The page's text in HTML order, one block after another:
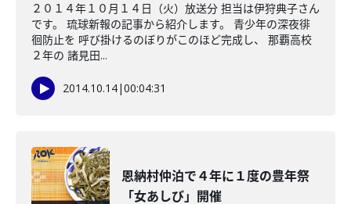
２０１４年１０月１４日（火）放送分 担当は伊狩典子さん
です。 琉球新報の記事から紹介します。 青少年の深夜徘
徊防止を 呼び掛けるのぼりがこのほど完成し、 那覇高校
２年の 諸見田...
2014.10.14|00:04:31
恩納村仲泊で４年に１度の豊年祭
「女あしび」開催